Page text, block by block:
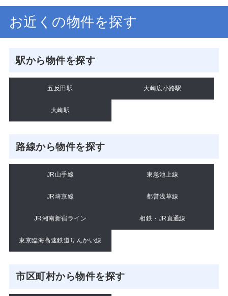
お近くの物件を探す
駅から物件を探す
五反田駅 大崎広小路駅
大崎駅
路線から物件を探す
JR山手線 東急池上線
JR埼京線 都営浅草線
JR湘南新宿ライン 相鉄・JR直通線
東京臨海高速鉄道りんかい線
市区町村から物件を探す